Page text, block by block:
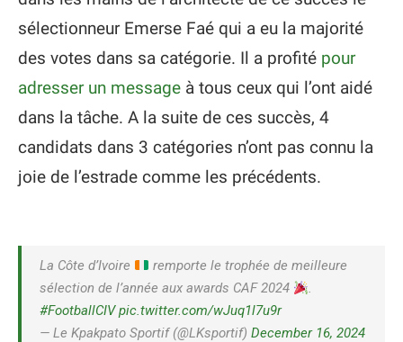
sélectionneur Emerse Faé qui a eu la majorité
des votes dans sa catégorie. Il a profité pour
adresser un message à tous ceux qui l’ont aidé
dans la tâche. A la suite de ces succès, 4
candidats dans 3 catégories n’ont pas connu la
joie de l’estrade comme les précédents.
La Côte d’Ivoire
remporte le trophée de meilleure
sélection de l’année aux awards CAF 2024
.
#FootballCIV pic.twitter.com/wJuq1l7u9r
— Le Kpakpato Sportif (@LKsportif) December 16, 2024